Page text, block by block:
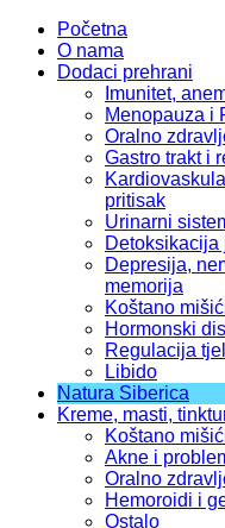
Početna
O nama
Dodaci prehrani
Imunitet,
Menopauza i
Oralno
Gastro trakt i
pritisak
Urinarni
Detoksikacija
Depresija,
memorija
Koštano
Hormonski
Regulacija
Libido
Natura Siberica
Kreme, masti,
Koštano
Akne i
Oralno
Hemoroidi i
Ostalo